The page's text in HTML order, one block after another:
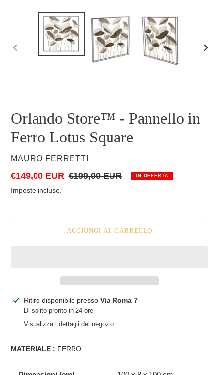
Orlando Store™ - Pannello in
Ferro Lotus Square
VENDITORE
MAURO FERRETTI
Prezzo
scontato
€149,00 EUR Prezzo
€199,00 EUR IN OFFERTA
Imposte incluse.
AGGIUNGI AL CARRELLO
Inserimento
prodotto
Ritiro disponibile presso Via Roma 7
Di solito pronto in 24 ore
Visualizza i dettagli del negozio
MATERIALE : FERRO